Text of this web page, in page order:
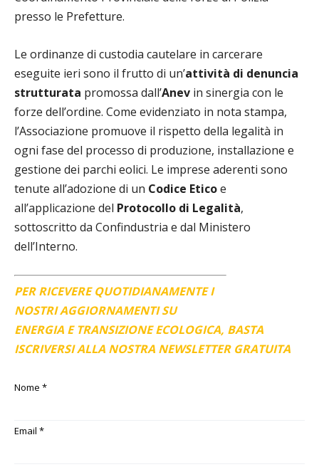
presso le Prefetture.
Le ordinanze di custodia cautelare in carcerare
eseguite ieri sono il frutto di un’attività di denuncia
strutturata promossa dall’Anev in sinergia con le
forze dell’ordine. Come evidenziato in nota stampa,
l’Associazione promuove il rispetto della legalità in
ogni fase del processo di produzione, installazione e
gestione dei parchi eolici. Le imprese aderenti sono
tenute all’adozione di un Codice Eticoe
all’applicazione del Protocollo di Legalità,
sottoscritto da Confindustria e dal Ministero
dell’Interno.
PER RICEVERE QUOTIDIANAMENTE I
NOSTRI AGGIORNAMENTI SU
ENERGIA E TRANSIZIONE ECOLOGICA, BASTA
ISCRIVERSI ALLA NOSTRA NEWSLETTER GRATUITA
Nome *
Email *